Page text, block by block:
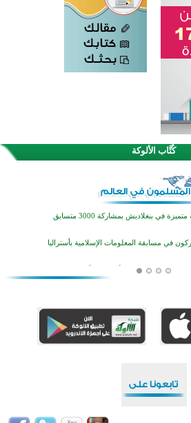
كُتَّاب الألوكة
حفظ وتلاوة القرآن الكريم في أزناكاييف
لتعزيز القيم وبناء الشخصية للشباب المسلمين
في بنغلاديش بمشاركة 3000 متسابق
في بلييفليا بالجبل الأسود منذ أكثر من قرن
يفتتح أبوابه بعد سنوات من العمل والعطاء